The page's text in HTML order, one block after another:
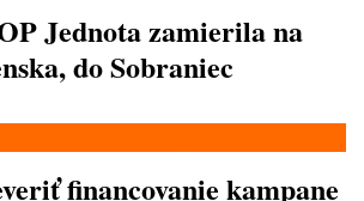
Jednota zamierila na
do Sobraniec
financovanie kampane